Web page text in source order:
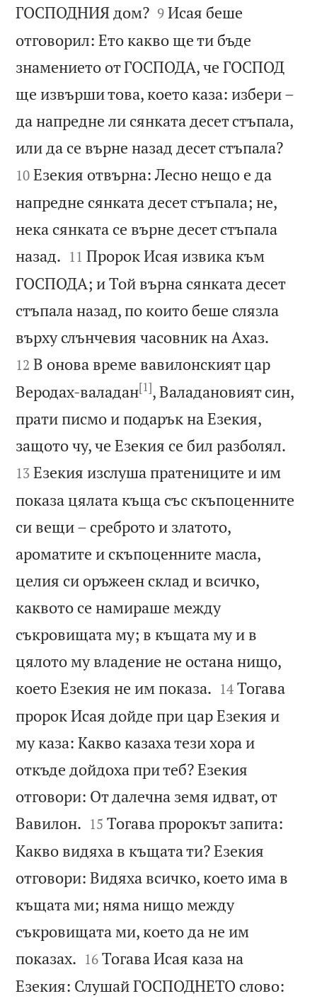
ГОСПОДНИЯ дом?
9 Исая беше
отговорил: Ето какво ще ти бъде
знамението от ГОСПОДА, че ГОСПОД
ще извърши това, което каза: избери –
да напредне ли сянката десет стъпала,
или да се върне назад десет стъпала?
10 Езекия отвърна: Лесно нещо е да
напредне сянката десет стъпала; не,
нека сянката се върне десет стъпала
назад. 

11 Пророк Исая извика към
ГОСПОДА; и Той върна сянката десет
стъпала назад, по които беше слязла
върху слънчевия часовник на Ахаз.
12 В онова време вавилонският цар
Веродах-валадан[1], Валадановият син,
прати писмо и подарък на Езекия,
защото чу, че Езекия се бил разболял.
13 Езекия изслуша пратениците и им
показа цялата къща със скъпоценните
си вещи – среброто и златото,
ароматите и скъпоценните масла,
целия си оръжеен склад и всичко,
каквото се намираше между
съкровищата му; в къщата му и в
цялото му владение не остана нищо,
което Езекия не им показа. 

14 Тогава
пророк Исая дойде при цар Езекия и
му каза: Какво казаха тези хора и
откъде дойдоха при теб? Езекия
отговори: От далечна земя идват, от
Вавилон. 

15 Тогава пророкът запита:
Какво видяха в къщата ти? Езекия
отговори: Видяха всичко, което има в
къщата ми; няма нищо между
съкровищата ми, което да не им
показах. 

16 Тогава Исая каза на
Езекия: Слушай ГОСПОДНЕТО слово: